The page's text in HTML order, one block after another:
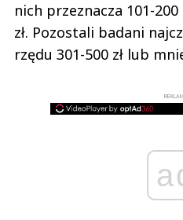
nich przeznacza 101-200
zł. Pozostali badani
rzędu 301-500 zł lub